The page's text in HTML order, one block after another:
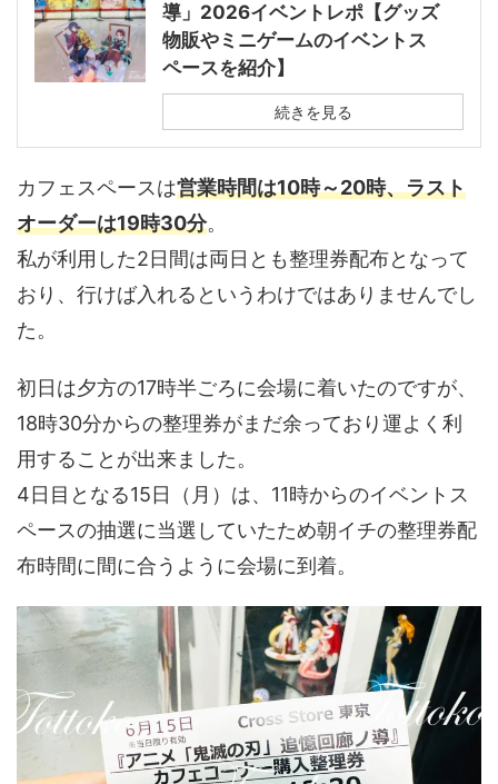
導」2026イベントレポ【グッズ
物販やミニゲームのイベントス
ペースを紹介】
続きを見る
カフェスペースは営業時間は10時～20時、ラスト
オーダーは19時30分。
私が利用した2日間は両日とも整理券配布となって
おり、行けば入れるというわけではありませんでし
た。
初日は夕方の17時半ごろに会場に着いたのですが、
18時30分からの整理券がまだ余っており運よく利
用することが出来ました。
4日目となる15日（月）は、11時からのイベントス
ペースの抽選に当選していたため朝イチの整理券配
布時間に間に合うように会場に到着。